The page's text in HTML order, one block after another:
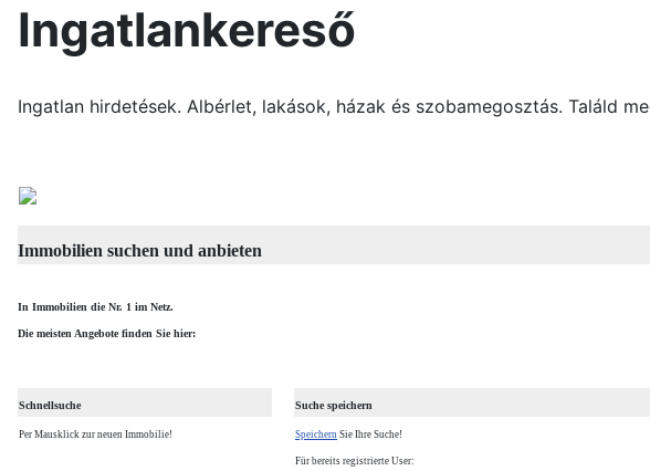
Ingatlankereső
Ingatlan hirdetések. Albérlet, lakások, házak és szobamegosztás. Találd
Immobilien suchen und anbieten
In Immobilien die Nr. 1 im Netz.
Die meisten Angebote finden Sie hier:
Schnellsuche Suche speichern
Per Mausklick zur neuen Immobilie! Speichern Sie Ihre Suche!
Für bereits registrierte User: